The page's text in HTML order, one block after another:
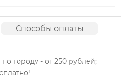
Способы оплаты
городу - от 250 рублей;